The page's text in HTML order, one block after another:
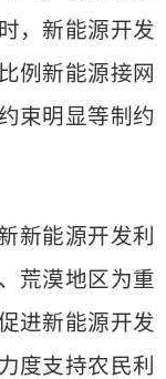
，新能源开发
例新能源接网
束明显等制约
新能源开发利
荒漠地区为重
进新能源开发
度支持农民利